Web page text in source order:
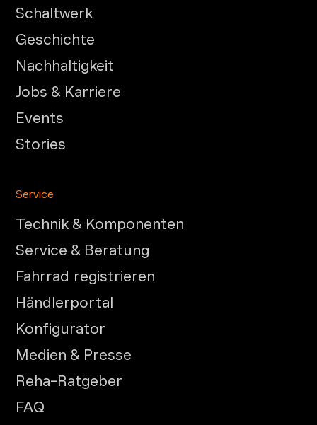
Schaltwerk
Geschichte
Nachhaltigkeit
Jobs & Karriere
Events
Stories
Service
Technik & Komponenten
Service & Beratung
Fahrrad registrieren
Händlerportal
Konfigurator
Medien & Presse
Reha-Ratgeber
FAQ